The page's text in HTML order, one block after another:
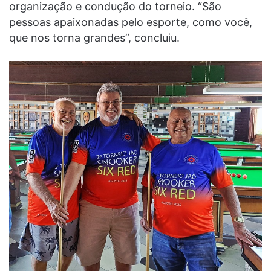
organização e condução do torneio. “São
pessoas apaixonadas pelo esporte, como você,
que nos torna grandes”, concluiu.